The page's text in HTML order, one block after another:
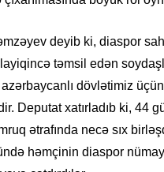
deyib ki, diaspor
təmsil edən
dövlətimiz
Deputat xatırladıb ki, 44
ətrafında necə sıx
həmçinin diaspor